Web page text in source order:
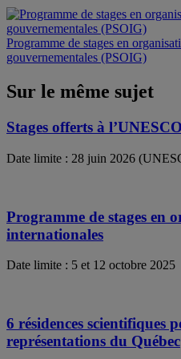
Programme de stages en
gouvernementales (PSOIG)
Sur le même sujet
Stages offerts à
Date limite : 28 juin 2026
Programme de stages en
internationales
Date limite : 5 et 12 octobre 2025
6 résidences scientifiques
représentations du Québec